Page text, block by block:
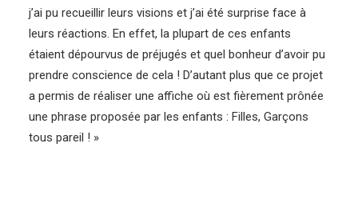
j’ai pu recueillir leurs visions et j’ai été surprise face à
leurs réactions. En effet, la plupart de ces enfants
étaient dépourvus de préjugés et quel bonheur d’avoir pu
prendre conscience de cela ! D’autant plus que ce projet
a permis de réaliser une affiche où est fièrement prônée
une phrase proposée par les enfants : Filles, Garçons
tous pareil ! »